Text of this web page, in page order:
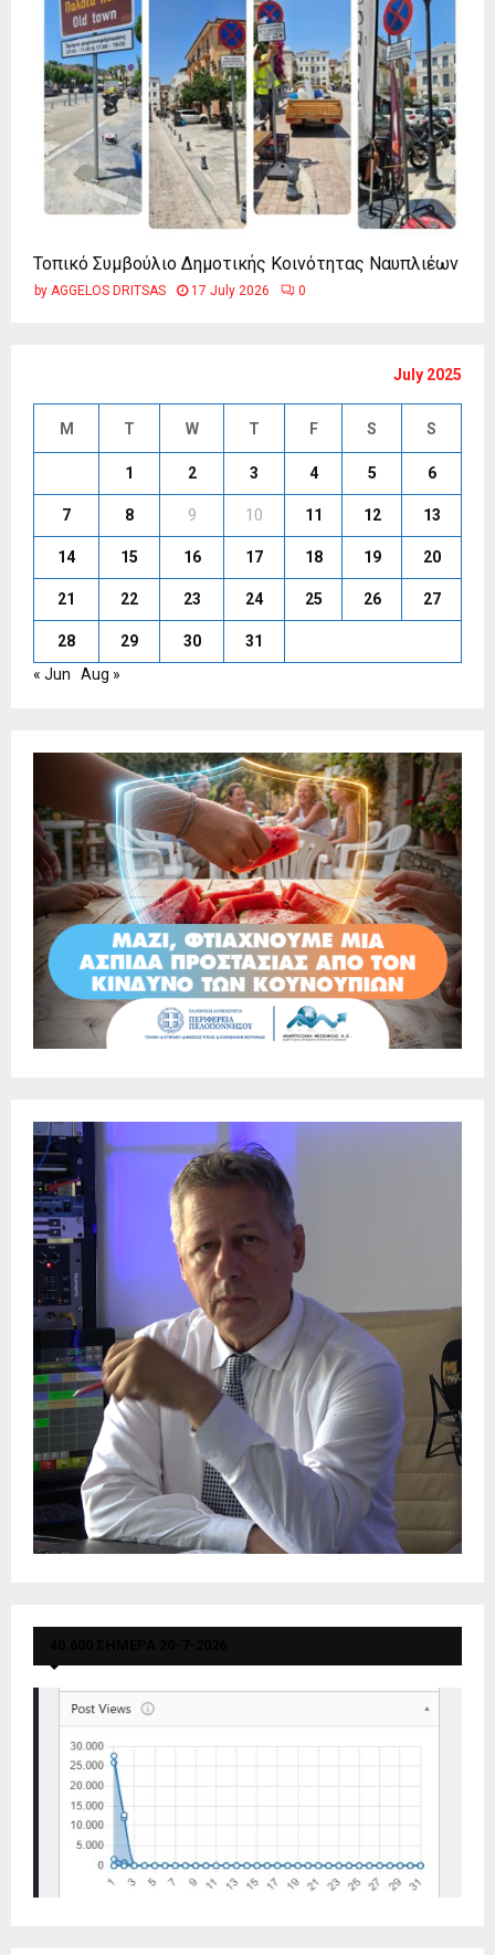
Τοπικό Συμβούλιο Δημοτικής Κοινότητας Ναυπλιέων
by AGGELOS DRITSAS 17 July 2026 0
July 2025
M T W T F S S
1 2 3 4 5 6
7 8 9 10 11 12 13
14 15 16 17 18 19 20
21 22 23 24 25 26 27
28 29 30
31
« Jun
Aug »